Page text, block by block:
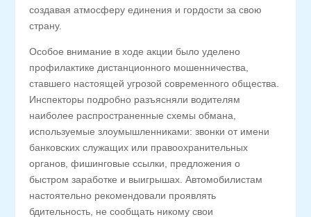
создавая атмосферу единения и гордости за свою
страну.
Особое внимание в ходе акции было уделено
профилактике дистанционного мошенничества,
ставшего настоящей угрозой современного общества.
Инспекторы подробно разъясняли водителям
наиболее распространенные схемы обмана,
используемые злоумышленниками: звонки от имени
банковских служащих или правоохранительных
органов, фишинговые ссылки, предложения о
быстром заработке и выигрышах. Автомобилистам
настоятельно рекомендовали проявлять
бдительность, не сообщать никому свои